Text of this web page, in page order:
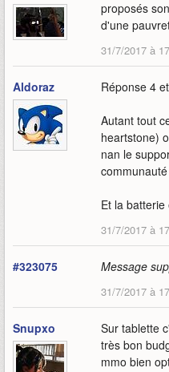
proposés
d'une
31/7/2017 à
Aldoraz Réponse 4
Autant tout
heartstone)
nan le
Et la
31/7/2017 à
#323075 Message
31/7/2017 à
Snupxo
Sur tablette
très bon
mmo bien